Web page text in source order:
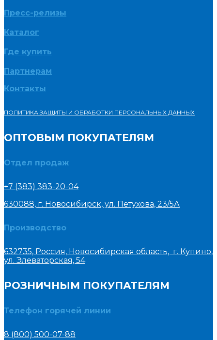
Пресс-релизы
Каталог
Где купить
Партнерам
Контакты
ПОЛИТИКА ЗАЩИТЫ И ОБРАБОТКИ ПЕРСОНАЛЬНЫХ ДАННЫХ
ОПТОВЫМ ПОКУПАТЕЛЯМ
Отдел продаж
+7 (383) 383-20-04
630088, г. Новосибирск, ул. Петухова, 23/5А
Производство
632735, Россия, Новосибирская область, г. Купино,
ул. Элеваторская, 54
РОЗНИЧНЫМ ПОКУПАТЕЛЯМ
Телефон горячей линии
8 (800) 500-07-88